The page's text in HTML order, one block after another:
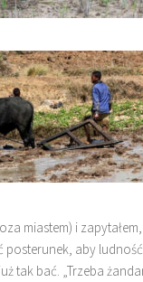
miastem) i
aby
tak bać. „Trzeba